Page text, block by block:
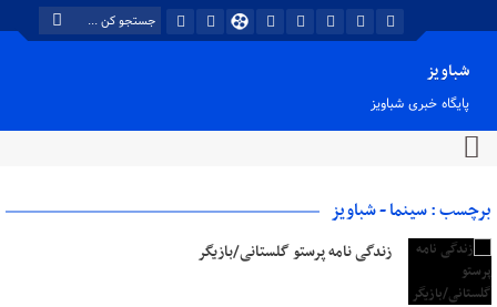
شباویز
پایگاه خبری شباویز
برچسب : سینما - شباویز
زندگی نامه پرستو گلستانی/بازیگر